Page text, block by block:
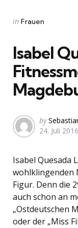
Categories
Posted
in Frauen
Isabel
Posted
by
by
24. Juli 2016
Isabel Quesada
wohlklingenden
Figur. Denn die
auch schon an
„Ostdeutschen
oder der „Miss